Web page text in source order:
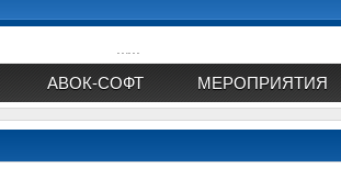
АВОК-СОФТ МЕРОПРИЯТИЯ